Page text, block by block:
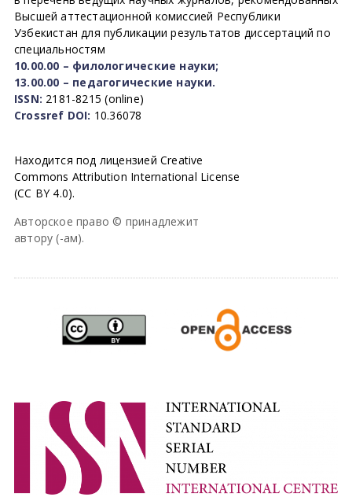
Высшей аттестационной комиссией Республики
Узбекистан для публикации результатов диссертаций по
специальностям
10.00.00 – филологические науки;
13.00.00 – педагогические науки.
ISSN: 2181-8215 (online)
Crossref DOI: 10.36078
Находится под лицензией Creative
Commons Attribution International License
(CC BY 4.0).
Авторское право © принадлежит
автору (-ам).